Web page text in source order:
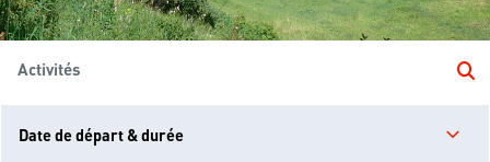
Activités
Date de départ & durée